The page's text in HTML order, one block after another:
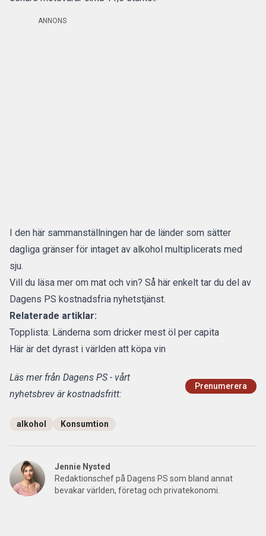
ANNONS
I den här sammanställningen har de länder som sätter
dagliga gränser för intaget av alkohol multiplicerats med
sju.
Vill du läsa mer om mat och vin? Så här enkelt tar du del av
Dagens PS kostnadsfria nyhetstjänst.
Relaterade artiklar:
Topplista: Länderna som dricker mest öl per capita
Här är det dyrast i världen att köpa vin
Läs mer från Dagens PS - vårt
nyhetsbrev är kostnadsfritt:
Prenumerera
alkohol Konsumtion
Jennie Nysted
Redaktionschef på Dagens PS som bland annat
bevakar världen, företag och privatekonomi.